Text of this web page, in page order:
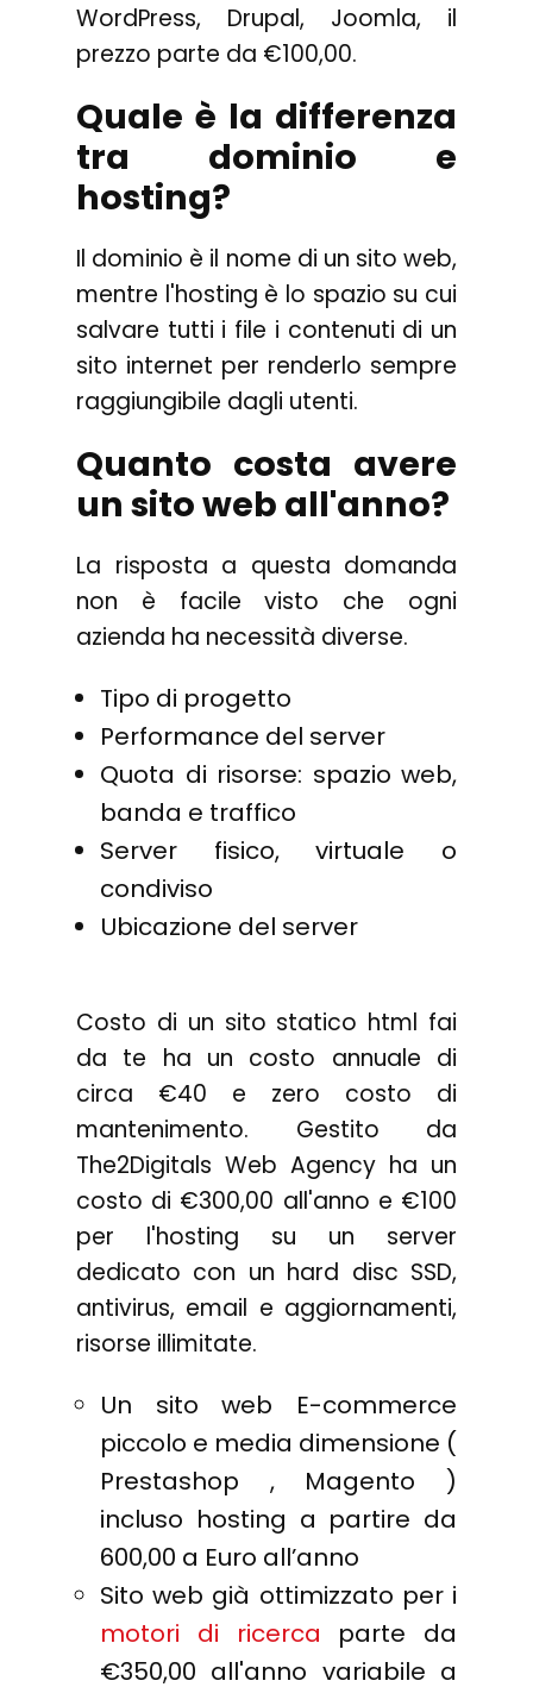
WordPress, Drupal, Joomla, il
prezzo parte da €100,00.
Quale è la differenza
tra dominio e
hosting?
Il dominio è il nome di un sito web,
mentre l'hosting è lo spazio su cui
salvare tutti i file i contenuti di un
sito internet per renderlo sempre
raggiungibile dagli utenti.
Quanto costa avere
un sito web all'anno?
La risposta a questa domanda
non è facile visto che ogni
azienda ha necessità diverse.
Tipo di progetto
Performance del server
Quota di risorse: spazio web,
banda e traffico
Server fisico, virtuale o
condiviso
Ubicazione del server
Costo di un sito statico html fai
da te ha un costo annuale di
circa €40 e zero costo di
mantenimento. Gestito da
The2Digitals Web Agency ha un
costo di €300,00 all'anno e €100
per l'hosting su un server
dedicato con un hard disc SSD,
antivirus, email e aggiornamenti,
risorse illimitate.
Un sito web E-commerce
piccolo e media dimensione (
Prestashop , Magento )
incluso hosting a partire da
600,00 a Euro all’anno
Sito web già ottimizzato per i
motori di ricerca parte da
€350,00 all'anno variabile a